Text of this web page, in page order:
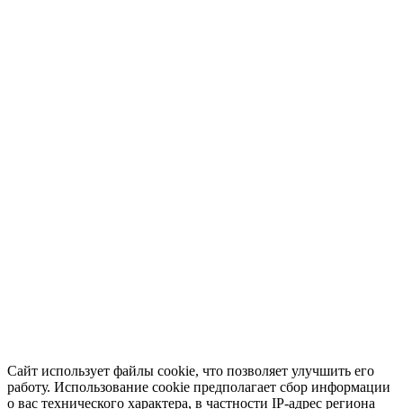
Сайт использует файлы cookie, что позволяет улучшить его
работу. Использование cookie предполагает сбор информации
о вас технического характера, в частности IP-адрес региона